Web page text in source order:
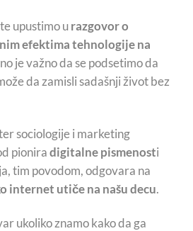
upustimo urazgovor o
efektima tehnologije na
je važno da se podsetimo da
da zamisli sadašnji život bez
sociologije i marketing
pioniradigitalne pismenosti
tim povodom, odgovara na
internet utiče na našu decu.
ukoliko znamo kako da ga